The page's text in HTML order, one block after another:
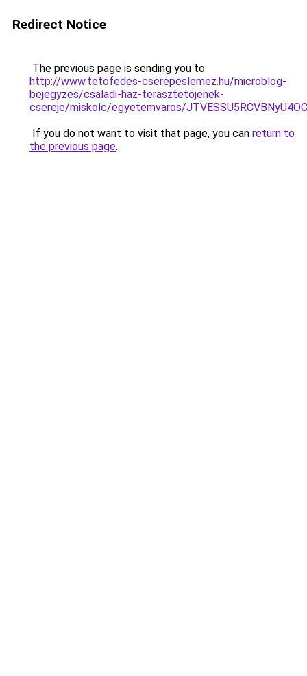
Redirect Notice
The previous page is sending you to
http://www.tetofedes-cserepeslemez.hu/microblog-
bejegyzes/csaladi-haz-terasztetojenek-
csereje/miskolc/egyetemvaros/
If you do not want to visit that page, you can return to
the previous page.